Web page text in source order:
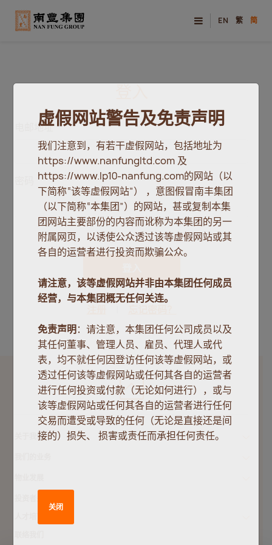
EN 繁 简
电邮地址
关于我们
虚假网站警告及免责声明
我们注意到，有若干虚假网站，包括地址为
https://www.nanfungltd.com 及
https://www.lp10-nanfung.com的网站（以
下简称“该等虚假网站”） ，意图假冒南丰集团
（以下简称“本集团”）的网站，甚或复制本集
团网站主要部份的内容而讹称为本集团的另一
附属网页，以诱使公众透过该等虚假网站或其
各自的运营者进行投资而欺骗公众。
请注意，该等虚假网站并非由本集团任何成员
经营，与本集团概无任何关连。
免责声明：请注意，本集团任何公司成员以及
其任何董事、管理人员、雇员、代理人或代
表，均不就任何因登访任何该等虚假网站，或
透过任何该等虚假网站或任何其各自的运营者
进行任何投资或付款（无论如何进行），或与
该等虚假网站或任何其各自的运营者进行任何
交易而遭受或导致的任何（无论是直接还是间
接的）损失、 损害或责任而承担任何责任。
关闭